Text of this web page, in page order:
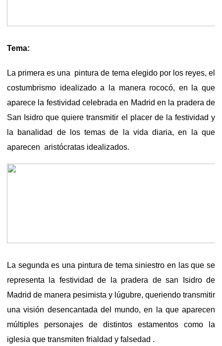
Tema:
La primera es una pintura de tema elegido por los reyes, el
costumbrismo idealizado a la manera rococó, en la que
aparece la festividad celebrada en Madrid en la pradera de
San Isidro que quiere transmitir el placer de la festividad y
la banalidad de los temas de la vida diaria, en la que
aparecen aristócratas idealizados.
La segunda es una pintura de tema siniestro en las que se
representa la festividad de la pradera de san Isidro de
Madrid de manera pesimista y lúgubre, queriendo transmitir
una visión desencantada del mundo, en la que aparecen
múltiples personajes de distintos estamentos como la
iglesia que transmiten frialdad y falsedad .